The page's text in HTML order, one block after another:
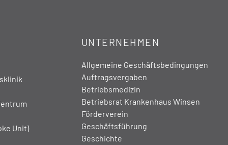
Unit)
UNTERNEHMEN
Allgemeine Geschäftsbedingungen
Auftragsvergaben
Betriebsmedizin
Betriebsrat Krankenhaus Winsen
Förderverein
Geschäftsführung
Geschichte